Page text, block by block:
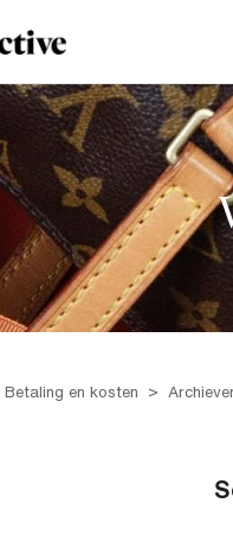
Betaling en kosten